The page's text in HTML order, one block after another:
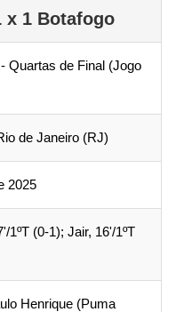
x 1 Botafogo
Quartas de Final (Jogo
de Janeiro (RJ)
2025
1ºT (0-1); Jair, 16'/1ºT
Henrique (Puma